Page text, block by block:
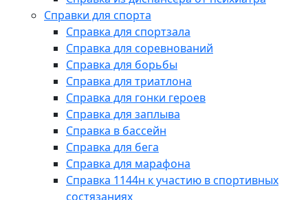
Справки для спорта
Справка для спортзала
Справка для соревнований
Справка для борьбы
Справка для триатлона
Справка для гонки героев
Справка для заплыва
Справка в бассейн
Справка для бега
Справка для марафона
Справка 1144н к участию в спортивных
состязаниях